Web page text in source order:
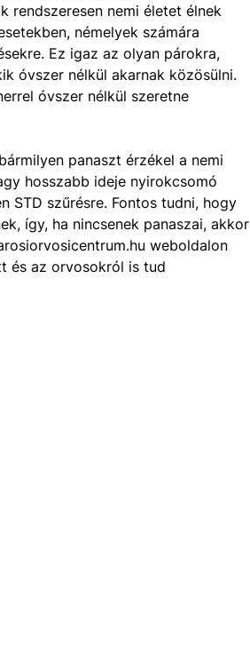
rendszeresen nemi életet élnek
némelyek számára
Ez igaz az olyan párokra,
óvszer nélkül akarnak közösülni.
óvszer nélkül szeretne
panaszt érzékel a nemi
hosszabb ideje nyirokcsomó
STD szűrésre. Fontos tudni, hogy
így, ha nincsenek panaszai, akkor
weboldalon
és az orvosokról is tud